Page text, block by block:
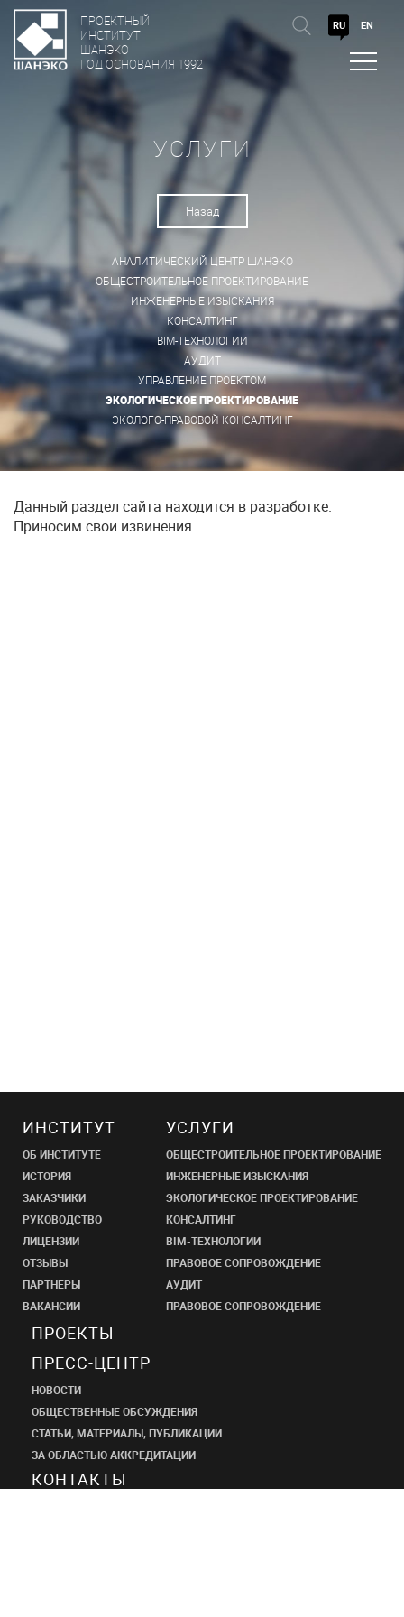
ПРОЕКТНЫЙ
ИНСТИТУТ
ШАНЭКО
ГОД ОСНОВАНИЯ 1992
RU EN
УСЛУГИ
Назад
АНАЛИТИЧЕСКИЙ ЦЕНТР ШАНЭКО
ОБЩЕСТРОИТЕЛЬНОЕ ПРОЕКТИРОВАНИЕ
ИНЖЕНЕРНЫЕ ИЗЫСКАНИЯ
КОНСАЛТИНГ
BIM-ТЕХНОЛОГИИ
АУДИТ
УПРАВЛЕНИЕ ПРОЕКТОМ
ЭКОЛОГИЧЕСКОЕ ПРОЕКТИРОВАНИЕ
ЭКОЛОГО-ПРАВОВОЙ КОНСАЛТИНГ
Данный раздел сайта находится в разработке.
Приносим свои извинения.
ИНСТИТУТ
ОБ ИНСТИТУТЕ
ИСТОРИЯ
ЗАКАЗЧИКИ
РУКОВОДСТВО
ЛИЦЕНЗИИ
ОТЗЫВЫ
ПАРТНЁРЫ
ВАКАНСИИ
УСЛУГИ
ОБЩЕСТРОИТЕЛЬНОЕ ПРОЕКТИРОВАНИЕ
ИНЖЕНЕРНЫЕ ИЗЫСКАНИЯ
ЭКОЛОГИЧЕСКОЕ ПРОЕКТИРОВАНИЕ
КОНСАЛТИНГ
BIM-ТЕХНОЛОГИИ
ПРАВОВОЕ СОПРОВОЖДЕНИЕ
АУДИТ
ПРАВОВОЕ СОПРОВОЖДЕНИЕ
ПРОЕКТЫ
ПРЕСС-ЦЕНТР
НОВОСТИ
ОБЩЕСТВЕННЫЕ ОБСУЖДЕНИЯ
СТАТЬИ, МАТЕРИАЛЫ, ПУБЛИКАЦИИ
ЗА ОБЛАСТЬЮ АККРЕДИТАЦИИ
КОНТАКТЫ